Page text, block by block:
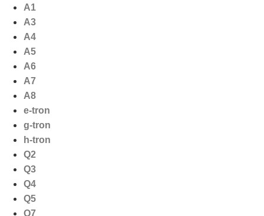
naar
inhoud
A1
A3
A4
A5
A6
A7
A8
e-tron
g-tron
h-tron
Q2
Q3
Q4
Q5
Q7